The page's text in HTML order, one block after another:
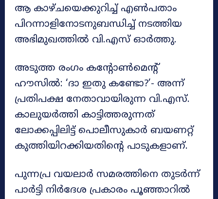
ആ കാഴ്ചയെക്കുറിച്ച് എൺപതാം
പിറന്നാളിനോടനുബന്ധിച്ച് നടത്തിയ
അഭിമുഖത്തിൽ വി.എസ് ഓർത്തു.
അടുത്ത രംഗം കന്‍റോൺമെന്‍റ്
ഹൗസിൽ: ‘ദാ ഇതു കണ്ടോ?’- അന്ന്
പ്രതിപക്ഷ നേതാവായിരുന്ന വി.എസ്.
കാലുയർത്തി കാട്ടിത്തരുന്നത്
ലോക്കപ്പിലിട്ട് പൊലീസുകാർ ബയണറ്റ്
കുത്തിയിറക്കിയതിന്‍റെ പാടുകളാണ്.
പുന്നപ്ര വയലാർ സമരത്തിനെ തുടർന്ന്
പാർട്ടി നിർദേശ പ്രകാരം പൂഞ്ഞാറിൽ